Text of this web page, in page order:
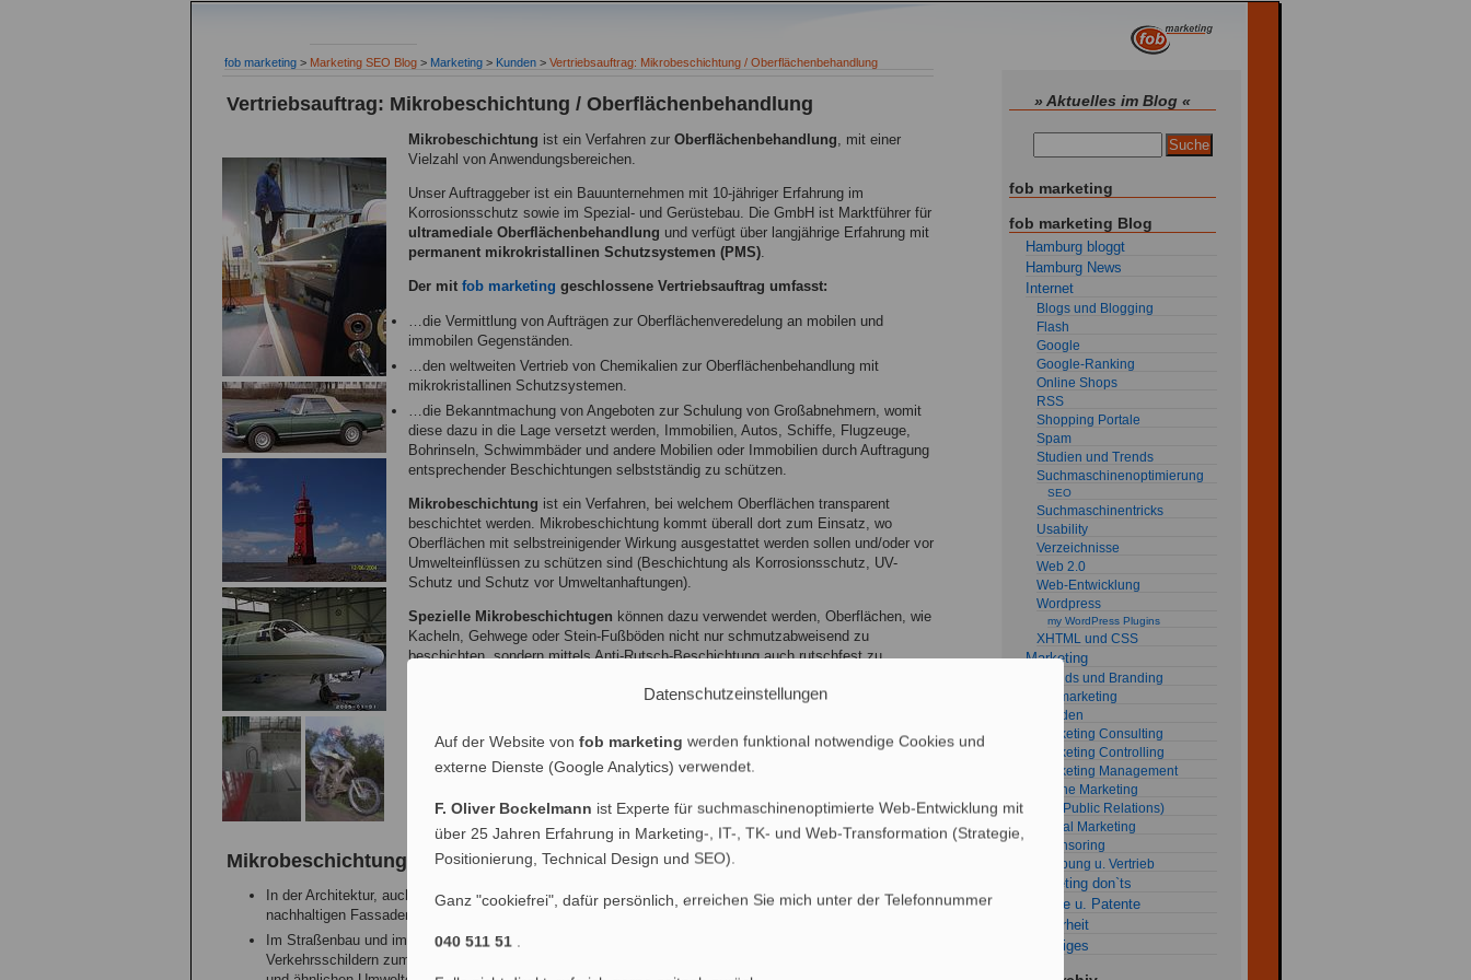
fob marketing > Marketing SEO Blog > Marketing > Kunden > Vertriebsauftrag: Mikrobeschichtung / Oberflächenbehandlung
Vertriebsauftrag: Mikrobeschichtung / Oberflächenbehandlung
Mikrobeschichtung ist ein Verfahren zur Oberflächenbehandlung, mit einer
Vielzahl von Anwendungsbereichen.
Unser Auftraggeber ist ein Bauunternehmen mit 10-jähriger Erfahrung im
Korrosionsschutz sowie im Spezial- und Gerüstebau. Die GmbH ist Marktführer für
ultramediale Oberflächenbehandlung und verfügt über langjährige Erfahrung mit
permanent mikrokristallinen Schutzsystemen (PMS).
Der mit fob marketing geschlossene Vertriebsauftrag umfasst:
…die Vermittlung von Aufträgen zur Oberflächenveredelung an mobilen und
immobilen Gegenständen.
…den weltweiten Vertrieb von Chemikalien zur Oberflächenbehandlung mit
mikrokristallinen Schutzsystemen.
…die Bekanntmachung von Angeboten zur Schulung von Großabnehmern, womit
diese dazu in die Lage versetzt werden, Immobilien, Autos, Schiffe, Flugzeuge,
Bohrinseln, Schwimmbäder und andere Mobilien oder Immobilien durch Auftragung
entsprechender Beschichtungen selbstständig zu schützen.
Mikrobeschichtung ist ein Verfahren, bei welchem Oberflächen transparent
beschichtet werden. Mikrobeschichtung kommt überall dort zum Einsatz, wo
Oberflächen mit selbstreinigender Wirkung ausgestattet werden sollen und/oder vor
Umwelteinflüssen zu schützen sind (Beschichtung als Korrosionsschutz, UV-
Schutz und Schutz vor Umweltanhaftungen).
Spezielle Mikrobeschichtugen können dazu verwendet werden, Oberflächen, wie
Kacheln, Gehwege oder Stein-Fußböden nicht nur schmutzabweisend zu
beschichten, sondern mittels Anti-Rutsch-Beschichtung auch rutschfest zu
nach Einsatzgebiet und Materialbelastung. Für vom Fachmann durchgeführte
Mikrobeschichtungen werden entsprechende Gewährleistungen (Garantiezeiten)
Anwendungsgebiete der Oberflächenbehandlung /
Mikrobeschichtung
In der Architektur, auch bei Leuchttürmen und Windkraftanlagen, wirkt die Mikrobeschichtung durch
nachhaltigen Fassadenschutz.
Im Straßenbau und im Bereich der Seeschifffahrt kann eine Mikrobeschichtung z.B. bei
Verkehrsschildern zum Einsatz kommen, um diese nachhaltig vor Seewasser, UV-Strahlen (Ausbleichen)
» Aktuelles im Blog «
fob marketing
fob marketing Blog
Hamburg bloggt
Hamburg News
Internet
Blogs und Blogging
Flash
Google
Google-Ranking
Online Shops
RSS
Shopping Portale
Spam
Studien und Trends
Suchmaschinenoptimierung
SEO
Suchmaschinentricks
Usability
Verzeichnisse
Web 2.0
Web-Entwicklung
Wordpress
my WordPress Plugins
XHTML und CSS
Marketing
Brands und Branding
fob marketing
Kunden
Marketing Consulting
Marketing Controlling
Marketing Management
Online Marketing
PR (Public Relations)
Social Marketing
Sponsoring
Werbung u. Vertrieb
Marketing don`ts
Rechte u. Patente
Sicherheit
Sonstiges
Datenschutzeinstellungen
Auf der Website von fob marketing werden funktional notwendige Cookies und
externe Dienste (Google Analytics) verwendet.
F. Oliver Bockelmann ist Experte für suchmaschinenoptimierte Web-Entwicklung mit
über 25 Jahren Erfahrung in Marketing-, IT-, TK- und Web-Transformation (Strategie,
Positionierung, Technical Design und SEO).
Ganz "cookiefrei", dafür persönlich, erreichen Sie mich unter der Telefonnummer
040 511 51 .